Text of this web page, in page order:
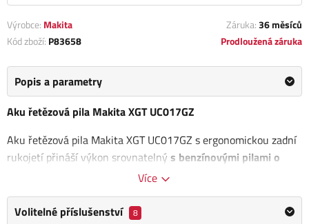
Výrobce: Makita Záruka:36 měsíců
Kód zboží: P83658 Prodloužená záruka
Popis a parametry
Aku řetězová pila Makita XGT UC017GZ
Aku řetězová pila Makita XGT UC017GZ s ergonomickou zadní
rukojetí přináší výkon srovnatelný s benzínovými pilami o
, a to vše bez emisí a s minimální
Využívátechnologii Li-ion XGT 40V
, která umožňuje extrémní
Více
Volitelné příslušenství 8